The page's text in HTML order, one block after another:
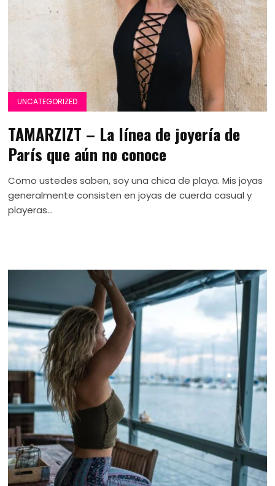
UNCATEGORIZED
TAMARZIZT – La línea de joyería de
París que aún no conoce
Como ustedes saben, soy una chica de playa. Mis joyas
generalmente consisten en joyas de cuerda casual y
playeras...